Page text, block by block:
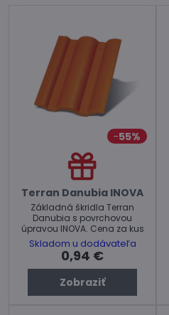
55%
Terran Danubia INOVA
Základná škridla Terran
Danubia s povrchovou
úpravou INOVA. Cena za kus
Skladom u dodávateľa
0,94 €
Zobraziť